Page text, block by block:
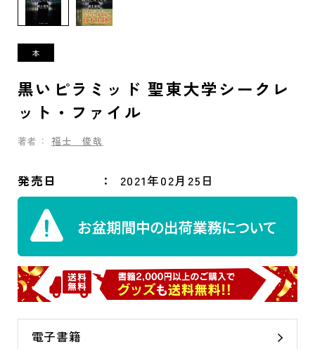
黒いピラミッド 聖東大学シークレ
ット・ファイル
著者： 福士 俊哉
発売日 2021年02月25日
電子書籍